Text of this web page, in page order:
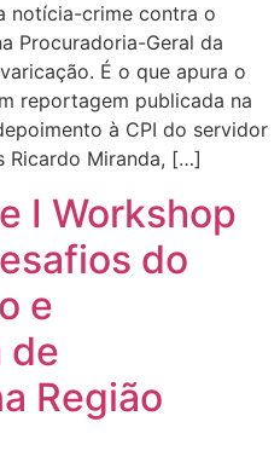
notícia-crime contra o
Procuradoria-Geral da
É o que apura o
reportagem publicada na
à CPI do servidor
Ricardo Miranda, […]
I Workshop
do
e
de
Região